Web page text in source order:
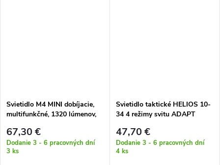
Svietidlo M4 MINI dobíjacie,
multifunkčné, 1320 lúmenov,
67,30 €
Dodanie 3 - 6 pracovných dní
3 ks
Svietidlo taktické HELIOS 10-
34 4 režimy svitu ADAPT
47,70 €
Dodanie 3 - 6 pracovných dní
4 ks